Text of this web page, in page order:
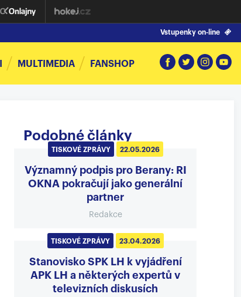
Vstupenky on-line
MULTIMEDIA FANSHOP
Podobné články
TISKOVÉ ZPRÁVY 22.05.2026
Významný podpis pro Berany: RI
OKNA pokračují jako generální
partner
Redakce
TISKOVÉ ZPRÁVY 23.04.2026
Stanovisko SPK LH k vyjádření
APK LH a některých expertů v
televizních diskusích